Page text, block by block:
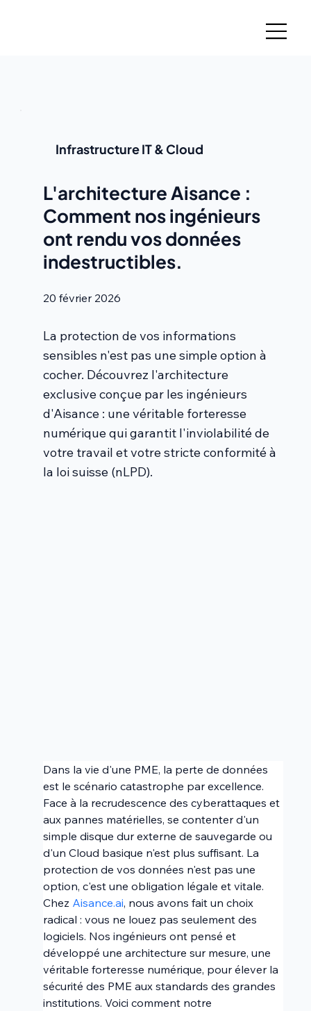
Infrastructure IT & Cloud
L'architecture Aisance :
Comment nos ingénieurs
ont rendu vos données
indestructibles.
20 février 2026
La protection de vos informations
sensibles n'est pas une simple option à
cocher. Découvrez l'architecture
exclusive conçue par les ingénieurs
d'Aisance : une véritable forteresse
numérique qui garantit l'inviolabilité de
votre travail et votre stricte conformité à
la loi suisse (nLPD).
Dans la vie d'une PME, la perte de données
est le scénario catastrophe par excellence.
Face à la recrudescence des cyberattaques et
aux pannes matérielles, se contenter d'un
simple disque dur externe de sauvegarde ou
d'un Cloud basique n'est plus suffisant. La
protection de vos données n'est pas une
option, c'est une obligation légale et vitale.
Chez Aisance.ai, nous avons fait un choix
radical : vous ne louez pas seulement des
logiciels. Nos ingénieurs ont pensé et
développé une architecture sur mesure, une
véritable forteresse numérique, pour élever la
sécurité des PME aux standards des grandes
institutions. Voici comment notre